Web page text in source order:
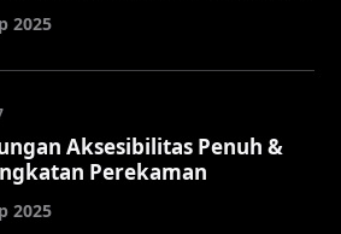
2025
Aksesibilitas Penuh &
Perekaman
2025